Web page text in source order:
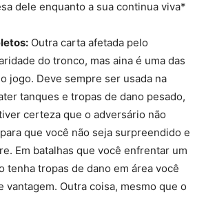
dele enquanto a sua continua viva*
Outra carta afetada pelo
do tronco, mas aina é uma das
jogo. Deve sempre ser usada na
tanques e tropas de dano pesado,
certeza que o adversário não
que você não seja surpreendido e
Em batalhas que você enfrentar um
tenha tropas de dano em área você
vantagem. Outra coisa, mesmo que o